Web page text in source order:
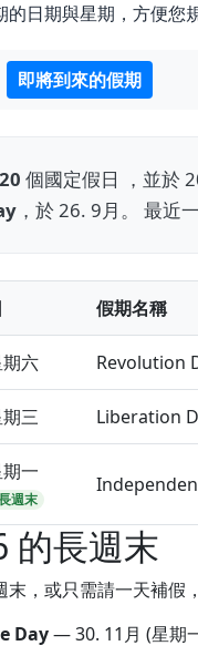
日期與星期，方便您
即將到來的假期
20 個國定假日 ，並於
，於 26. 9月。 最近
假期名稱
六 Revolution
三 Liberation
一
週末
的長週末
，或只需請一天補假
Day—30. 11月 (星期